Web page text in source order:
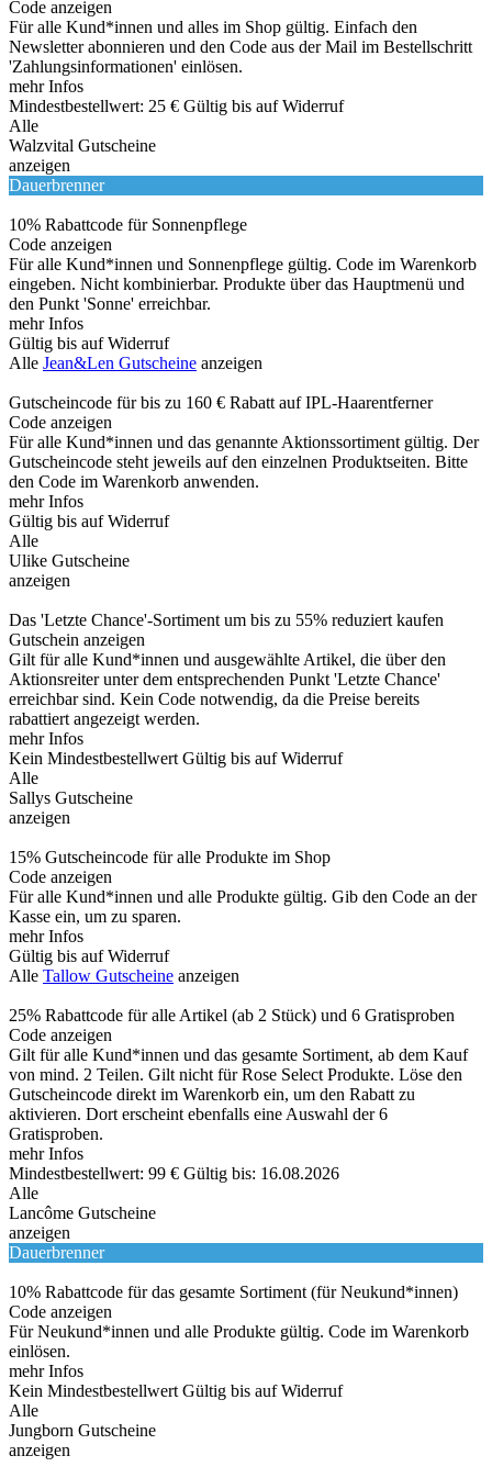
Code anzeigen
Für alle Kund*innen und alles im Shop gültig. Einfach den
Newsletter abonnieren und den Code aus der Mail im Bestellschritt
'Zahlungsinformationen' einlösen.
mehr Infos
Mindestbestellwert: 25 € Gültig bis auf Widerruf
Alle
Walzvital Gutscheine
anzeigen
Dauerbrenner
10% Rabattcode für Sonnenpflege
Code anzeigen
Für alle Kund*innen und Sonnenpflege gültig. Code im Warenkorb
eingeben. Nicht kombinierbar. Produkte über das Hauptmenü und
den Punkt 'Sonne' erreichbar.
mehr Infos
Gültig bis auf Widerruf
Alle Jean&Len Gutscheine anzeigen
Gutscheincode für bis zu 160 € Rabatt auf IPL-Haarentferner
Code anzeigen
Für alle Kund*innen und das genannte Aktionssortiment gültig. Der
Gutscheincode steht jeweils auf den einzelnen Produktseiten. Bitte
den Code im Warenkorb anwenden.
mehr Infos
Gültig bis auf Widerruf
Alle
Ulike Gutscheine
anzeigen
Das 'Letzte Chance'-Sortiment um bis zu 55% reduziert kaufen
Gutschein anzeigen
Gilt für alle Kund*innen und ausgewählte Artikel, die über den
Aktionsreiter unter dem entsprechenden Punkt 'Letzte Chance'
erreichbar sind. Kein Code notwendig, da die Preise bereits
rabattiert angezeigt werden.
mehr Infos
Kein Mindestbestellwert Gültig bis auf Widerruf
Alle
Sallys Gutscheine
anzeigen
15% Gutscheincode für alle Produkte im Shop
Code anzeigen
Für alle Kund*innen und alle Produkte gültig. Gib den Code an der
Kasse ein, um zu sparen.
mehr Infos
Gültig bis auf Widerruf
Alle Tallow Gutscheine anzeigen
25% Rabattcode für alle Artikel (ab 2 Stück) und 6 Gratisproben
Code anzeigen
Gilt für alle Kund*innen und das gesamte Sortiment, ab dem Kauf
von mind. 2 Teilen. Gilt nicht für Rose Select Produkte. Löse den
Gutscheincode direkt im Warenkorb ein, um den Rabatt zu
aktivieren. Dort erscheint ebenfalls eine Auswahl der 6
Gratisproben.
mehr Infos
Mindestbestellwert: 99 € Gültig bis: 16.08.2026
Alle
Lancôme Gutscheine
anzeigen
Dauerbrenner
10% Rabattcode für das gesamte Sortiment (für Neukund*innen)
Code anzeigen
Für Neukund*innen und alle Produkte gültig. Code im Warenkorb
einlösen.
mehr Infos
Kein Mindestbestellwert Gültig bis auf Widerruf
Alle
Jungborn Gutscheine
anzeigen